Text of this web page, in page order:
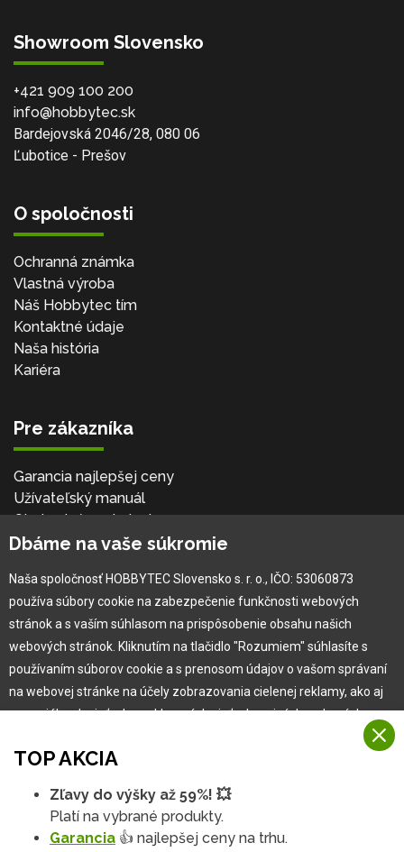
Showroom Slovensko
+421 909 100 200
info@hobbytec.sk
Bardejovská 2046/28, 080 06
Ľubotice - Prešov
O spoločnosti
Ochranná známka
Vlastná výroba
Náš Hobbytec tím
Kontaktné údaje
Naša história
Kariéra
Pre zákazníka
Garancia najlepšej ceny
Užívateľský manuál
Obchodné podmienky
Zákazník & partner
Novinky
Copyright © 2010 -2026 HOBBYTEC
Mapa stránok ,Zmeniť nastavenia cookies
Dizajn:GLIPS| Systém:Shean s.r.o.
TOP AKCIA
Zľavy do výšky až 59%! 💥
Platí na vybrané produkty.
Garancia 👍 najlepšej ceny na trhu.
Dbáme na vaše súkromie
Naša spoločnosť HOBBYTEC Slovensko s. r. o., IČO: 53060873
používa súbory cookie na zabezpečenie funkčnosti webových
stránok a s vaším súhlasom na prispôsobenie obsahu našich
webových stránok. Kliknutím na tlačidlo "Rozumiem" súhlasíte s
používaním súborov cookie a s prenosom údajov o vašom správaní
na webovej stránke na účely zobrazovania cielenej reklamy, ako aj
na sociálnych sieťach a reklamných sieťach na iných webových
Viac informácií
Na našich webových stránkach používame niekoľko kategórií
Rozumiem